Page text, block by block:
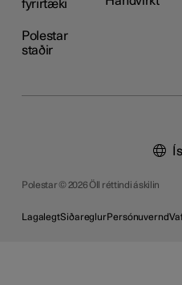
fyrirtæki
Polestar
staðir
Polestar © 2026 Öll réttindi áskilin
LagalegtSiðareglurPersónuvernd